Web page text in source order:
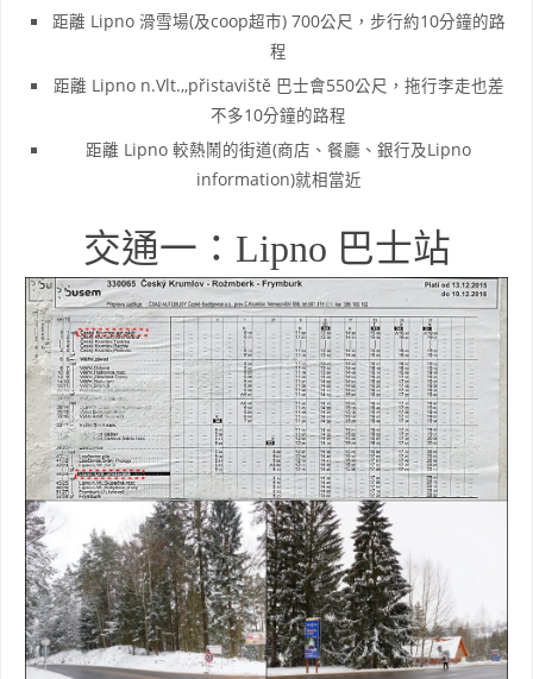
距離 Lipno 滑雪場(及coop超市) 700公尺，步行約10分鐘的路
程
距離 Lipno n.Vlt.,,přistaviště 巴士會550公尺，拖行李走也差
不多10分鐘的路程
距離 Lipno 較熱鬧的街道(商店、餐廳、銀行及Lipno
information)就相當近
交通一：Lipno 巴士站